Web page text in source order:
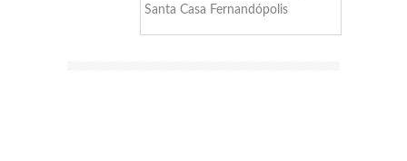
Santa Casa Fernandópolis